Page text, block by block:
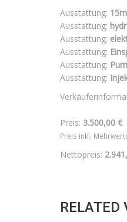
Ausstattung:
Ausstattung:
Ausstattung:
Ausstattung:
Ausstattung:
Ausstattung:
Preis: 3.500,00 €
Preis inkl.
Nettopreis:
RELATED